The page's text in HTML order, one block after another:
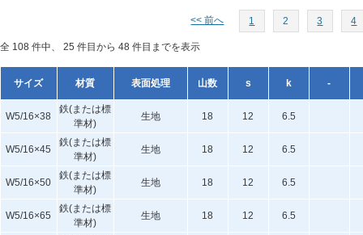
<< 前へ 1 2 3 4
全 108 件中、 25 件目から 48 件目までを表示
サイズ 材質 表面処理 山数 s k -
W5/16×38
鉄(または標
準材)
生地 18 12 6.5
W5/16×45
鉄(または標
準材)
生地 18 12 6.5
W5/16×50
鉄(または標
準材)
生地 18 12 6.5
W5/16×65
鉄(または標
準材)
生地 18 12 6.5